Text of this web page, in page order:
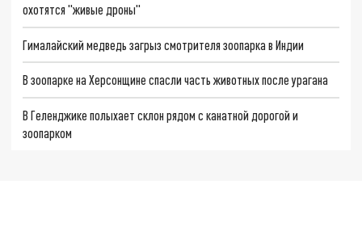
охотятся "живые дроны"
Гималайский медведь загрыз смотрителя зоопарка в Индии
В зоопарке на Херсонщине спасли часть животных после урагана
В Геленджике полыхает склон рядом с канатной дорогой и
зоопарком